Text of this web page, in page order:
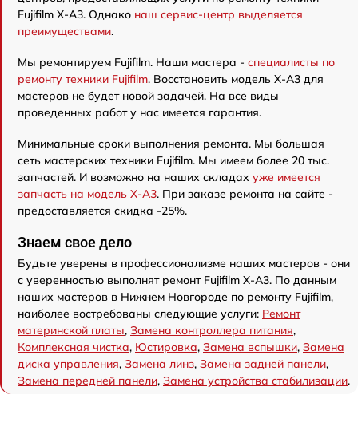
Fujifilm X-A3. Однако наш сервис-центр выделяется
преимуществами.
Мы ремонтируем Fujifilm. Наши мастера - специалисты по
ремонту техники Fujifilm. Восстановить модель X-A3 для
мастеров не будет новой задачей. На все виды
проведенных работ у нас имеется гарантия.
Минимальные сроки выполнения ремонта. Мы большая
сеть мастерских техники Fujifilm. Мы имеем более 20 тыс.
запчастей. И возможно на наших складах уже имеется
запчасть на модель X-A3. При заказе ремонта на сайте -
предоставляется скидка -25%.
Знаем свое дело
Будьте уверены в профессионализме наших мастеров - они
с уверенностью выполнят ремонт Fujifilm X-A3. По данным
наших мастеров в Нижнем Новгороде по ремонту Fujifilm,
наиболее востребованы следующие услуги: Ремонт
материнской платы, Замена контроллера питания,
Комплексная чистка, Юстировка, Замена вспышки, Замена
диска управления, Замена линз, Замена задней панели,
Замена передней панели, Замена устройства стабилизации.